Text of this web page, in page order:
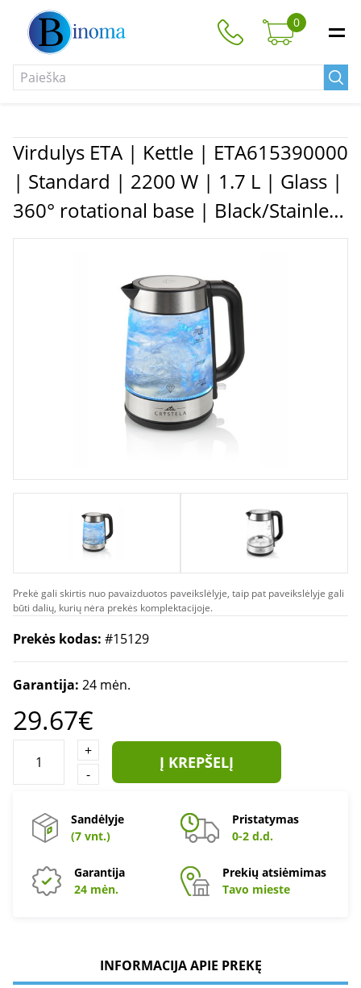
0
Virdulys ETA | Kettle | ETA615390000
| Standard | 2200 W | 1.7 L | Glass |
360° rotational base | Black/Stainless
Steel
Prekė gali skirtis nuo pavaizduotos paveikslėlyje, taip pat paveikslėlyje gali
būti dalių, kurių nėra prekės komplektacijoje.
Prekės kodas: #15129
Garantija: 24 mėn.
29.67€
+
-
Į KREPŠELĮ
Sandėlyje
(7 vnt.)
Pristatymas
0-2 d.d.
Garantija
24 mėn.
Prekių atsiėmimas
Tavo mieste
INFORMACIJA APIE PREKĘ